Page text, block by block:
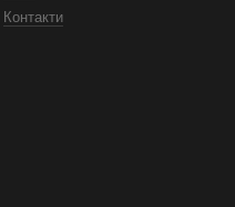
Контакти